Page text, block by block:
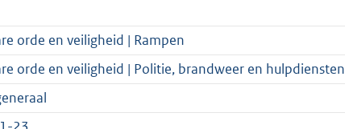
orde en veiligheid | Rampen
orde en veiligheid | Politie, brandweer en hulpdiensten